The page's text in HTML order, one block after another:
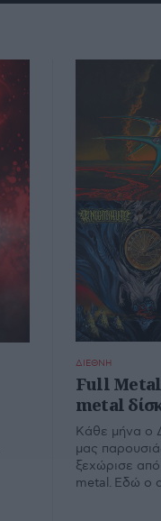
ΔΙΕΘΝΗ
Full
metal
Κάθε μήνα ο
μας
ξεχώρισε
metal. Εδώ ο